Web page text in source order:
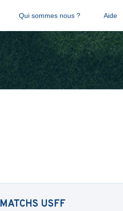
Qui sommes nous ? Aide
MATCHS USFF